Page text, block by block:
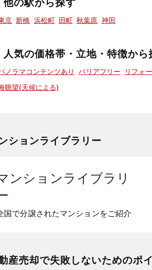
京 新橋 浜松町 田町 秋葉原 神田
人気の価格帯・立地・特徴から
ノラマコンテンツあり バリアフリー リフォ
眺望(天候による)
ションライブラリー
ンションライブラリ
国で分譲されたマンションをご紹介
産売却で失敗しないためのポ